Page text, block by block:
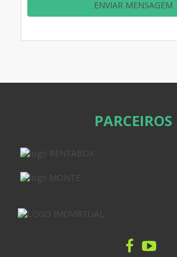
PARCEIROS